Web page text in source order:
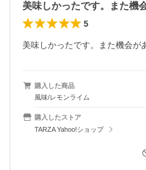
5
美味しかったです。また機会が
購入した商品
風味/レモンライム
購入したストア
TARZA Yahoo!ショップ